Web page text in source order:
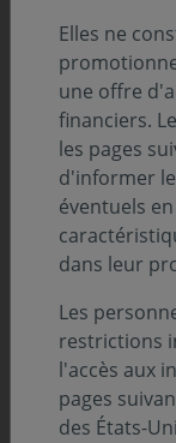
Vanessa Valente
Covéa Finance a
deux, c’est-à-
Covéa, donc de
aussi une
proximité et un
collaborateurs
représentés »
Elles ne
une offre
financiers.
les pages
d'informer
éventuels
dans leur
Les
restrictions
l'accès aux
pages
des États-